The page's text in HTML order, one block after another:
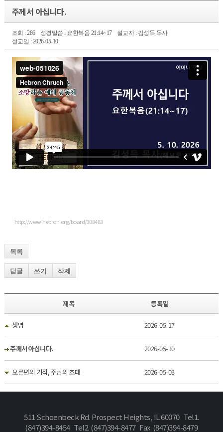
주께서 아십니다.
조회 : 286 성경말씀 : 요한복음 21:14~17
설교자 : 김성득 목사
설교일 : 2026-05-10
http://www.hebron.org/board/308463
목록
답글 쓰기 삭제
제목 등록일
생명 2026-05-17
주께서 아십니다. 2026-05-10
오른편의 기적, 주님의 초대 2026-05-03
511 Schoenbeck Rd. Prospect Heights, IL 60070 Tel1.
(847)394-8454 Tel2. (847)394-8477 Fax. (847)394-8479